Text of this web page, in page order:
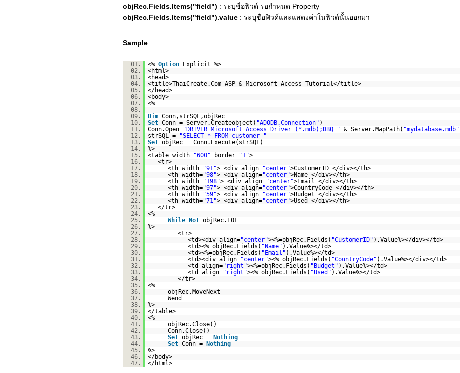
objRec.Fields.Items("field") : ระบุชื่อฟิวด์ รอกำหนด Property
objRec.Fields.Items("field").value : ระบุชื่อฟิวด์และแสดงค่าในฟิวด์นั้นออกมา
Sample
01. <% Option
Explicit %>
02.
<html>
03.
<head>
04.
<title>ThaiCreate.Com ASP & Microsoft Access Tutorial</title>
05.
</head>
06.
<body>
07.
<%
08.
09.
Dim Conn,strSQL,objRec
10.
Set Conn = Server.Createobject( "ADODB.Connection" )
11.
Conn.Open "DRIVER=Microsoft Access Driver (*.mdb);DBQ=" & Server.MapPath( "mydatabase.mdb"
12.
strSQL =
"SELECT * FROM customer "
13.
Set objRec = Conn.Execute(strSQL)
14.
%>
15.
<table width="600" border="1">
16.
<tr>
17.
<th width="91"> <div align="center">CustomerID </div></th>
18.
<th width="98"> <div align="center">Name </div></th>
19.
<th width="198"> <div align="center">Email </div></th>
20.
<th width="97"> <div align="center">CountryCode </div></th>
21.
<th width="59"> <div align="center">Budget </div></th>
22.
<th width="71"> <div align="center">Used </div></th>
23.
</tr>
24.
<%
25.
While Not objRec.EOF
26.
%>
27.
<tr>
28.
<td><div align="center"><%=objRec.Fields( "CustomerID" ).Value%></div></td>
29.
<td><%=objRec.Fields( "Name" ).Value%></td>
30.
<td><%=objRec.Fields( "Email" ).Value%></td>
31.
<td><div align="center"><%=objRec.Fields( "CountryCode" ).Value%></div></td>
32.
<td align="right"><%=objRec.Fields( "Budget" ).Value%></td>
33.
<td align="right"><%=objRec.Fields( "Used" ).Value%></td>
34.
</tr>
35.
<%
36.
objRec.MoveNext
37.
Wend
38.
%>
39.
</table>
40.
<%
41.
objRec.Close()
42.
Conn.Close()
43.
Set objRec =
Nothing
44.
Set Conn =
Nothing
45.
%>
46.
</body>
47.
</html>